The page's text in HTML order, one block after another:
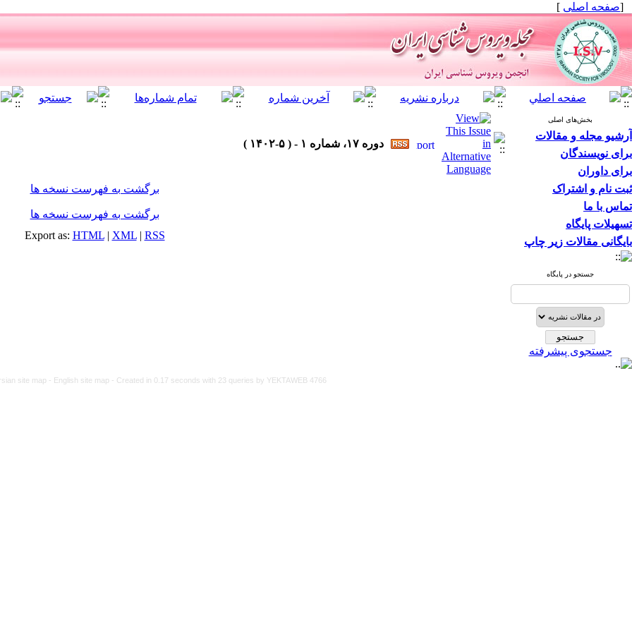
[صفحه اصلی ]
بخش‌های اصلی
آرشیو مجله و مقالات
برای نویسندگان
برای داوران
ثبت نام و اشتراک
تماس با ما
تسهیلات پایگاه
بایگانی مقالات زیر چاپ
جستجو در پایگاه
جستجوی پیشرفته
دوره ۱۷، شماره ۱ - ( ۵-۱۴۰۲ )
برگشت به فهرست نسخه ها
برگشت به فهرست نسخه ها
Export as: HTML| XML| RSS
site map - English site map - Created in 0.17 seconds with 23 queries by YEKTAWEB 4766